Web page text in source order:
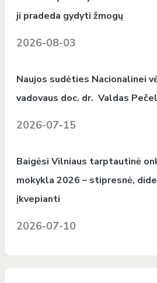
ji pradeda gydyti žmogų
2026-08-03
Naujos sudėties Nacionalinei
vadovaus doc. dr. Valdas
2026-07-15
Baigėsi Vilniaus tarptautinė
mokykla 2026 – stipresnė,
įkvepianti
2026-07-10